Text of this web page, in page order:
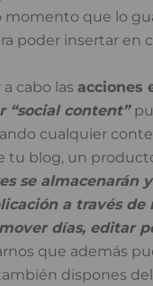
momento que lo
poder insertar en
cabo las acciones
“social content”
cualquier
blog, un
se almacenarán
a través
días, editar
que además
dispones